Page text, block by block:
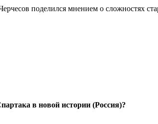
поделился мнением о сложностях
в новой истории (Россия)?